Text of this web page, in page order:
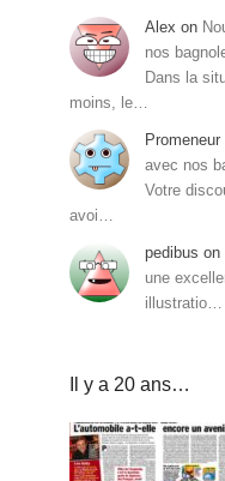
Alex on
nos
Dans la
moins, le…
Promeneur
avec nos
Votre
avoi…
pedibus on
une
illustratio…
Il y a 20 ans…